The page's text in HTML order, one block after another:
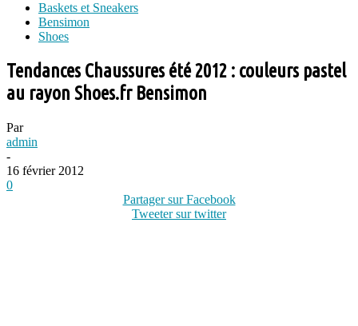
Baskets et Sneakers
Bensimon
Shoes
Tendances Chaussures été 2012 : couleurs pastel
au rayon Shoes.fr Bensimon
Par
admin
-
16 février 2012
0
Partager sur Facebook
Tweeter sur twitter